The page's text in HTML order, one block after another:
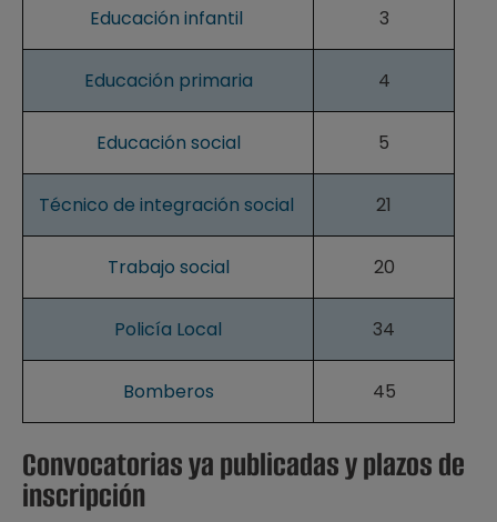
Educación infantil 3
Educación primaria 4
Educación social 5
Técnico de integración social 21
Trabajo social 20
Policía Local 34
Bomberos 45
Convocatorias ya publicadas y plazos de
inscripción